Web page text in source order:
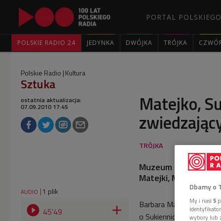
PORTAL
POLSKIE RADIO 24 JEDYNKA DWÓJKA TRÓJKA
Polskie Radio Kultura
Sztuka
Matejko,
ostatnia aktualizacja:
07.09.2010 17:45
Muzeum Narodowe
Matejki, Mechoffera
AUDIO 1 plik
 45'49 
Barbara Marcinik,
o Sukiennicach z
Dbamy o
My i nasi 5
wybory lub